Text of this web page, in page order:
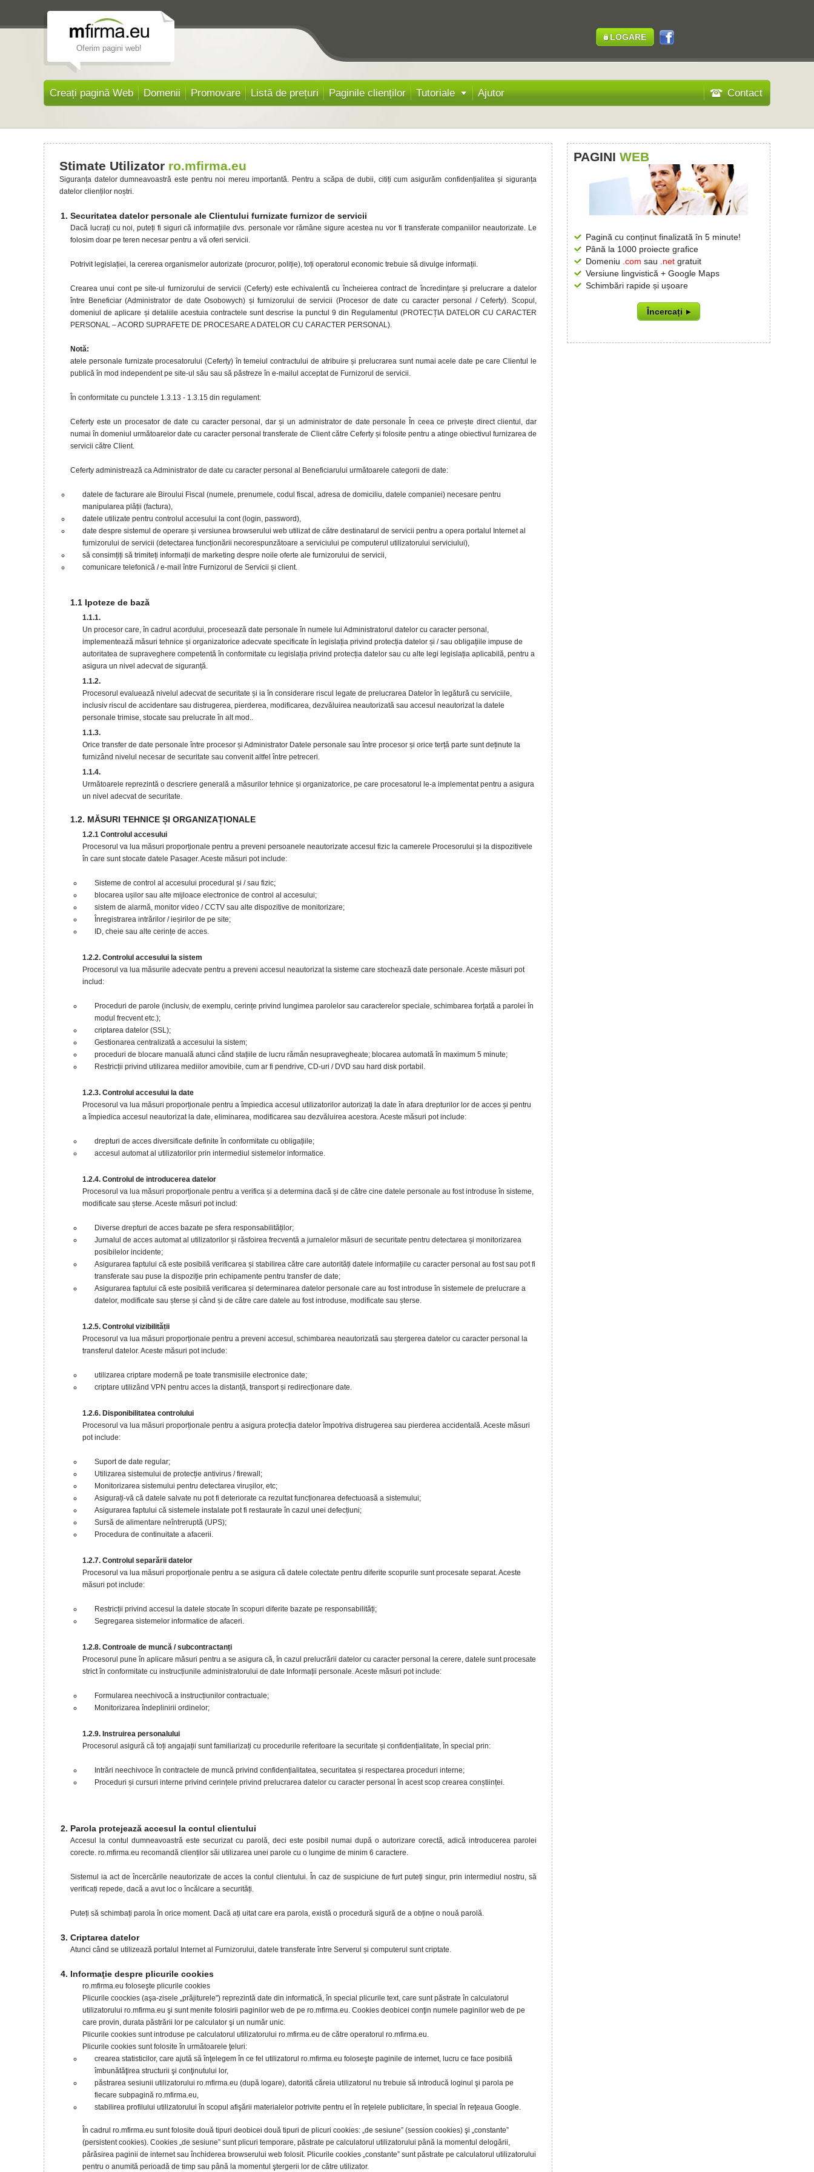
Oferim pagini web!
LOGARE
Creați pagină Web Domenii Promovare Listă de prețuri Paginile clienților Tutoriale Ajutor Contact
Stimate Utilizator ro.mfirma.eu
Siguranța datelor dumneavoastră este pentru noi mereu importantă. Pentru a scăpa de dubii, citiți cum asigurăm confidențialitea și siguranța
datelor clienților noștri.
Securitatea datelor personale ale Clientului furnizate furnizor de servicii
Dacă lucrați cu noi, puteți fi siguri că informațiile dvs. personale vor rămâne sigure acestea nu vor fi transferate companiilor neautorizate. Le
folosim doar pe teren necesar pentru a vă oferi servicii.
Potrivit legislației, la cererea organismelor autorizate (procuror, poliție), toți operatorul economic trebuie să divulge informații.
Crearea unui cont pe site-ul furnizorului de servicii (Ceferty) este echivalentă cu încheierea contract de încredințare și prelucrare a datelor
între Beneficiar (Administrator de date Osobowych) și furnizorului de servicii (Procesor de date cu caracter personal / Ceferty). Scopul,
domeniul de aplicare și detaliile acestuia contractele sunt descrise la punctul 9 din Regulamentul (PROTECȚIA DATELOR CU CARACTER
PERSONAL – ACORD SUPRAFETE DE PROCESARE A DATELOR CU CARACTER PERSONAL).
Notă:
atele personale furnizate procesatorului (Ceferty) în temeiul contractului de atribuire și prelucrarea sunt numai acele date pe care Clientul le
publică în mod independent pe site-ul său sau să păstreze în e-mailul acceptat de Furnizorul de servicii.
În conformitate cu punctele 1.3.13 - 1.3.15 din regulament:
Ceferty este un procesator de date cu caracter personal, dar și un administrator de date personale În ceea ce privește direct clientul, dar
numai în domeniul următoarelor date cu caracter personal transferate de Client către Ceferty și folosite pentru a atinge obiectivul furnizarea de
servicii către Client.
Ceferty administrează ca Administrator de date cu caracter personal al Beneficiarului următoarele categorii de date:
datele de facturare ale Biroului Fiscal (numele, prenumele, codul fiscal, adresa de domiciliu, datele companiei) necesare pentru
manipularea plății (factura),
datele utilizate pentru controlul accesului la cont (login, password),
date despre sistemul de operare și versiunea browserului web utilizat de către destinatarul de servicii pentru a opera portalul Internet al
furnizorului de servicii (detectarea funcționării necorespunzătoare a serviciului pe computerul utilizatorului serviciului),
să consimțiți să trimiteți informații de marketing despre noile oferte ale furnizorului de servicii,
comunicare telefonică / e-mail între Furnizorul de Servicii și client.
1.1 Ipoteze de bază
1.1.1.
Un procesor care, în cadrul acordului, procesează date personale în numele lui Administratorul datelor cu caracter personal,
implementează măsuri tehnice și organizatorice adecvate specificate în legislația privind protecția datelor și / sau obligațiile impuse de
autoritatea de supraveghere competentă în conformitate cu legislația privind protecția datelor sau cu alte legi legislația aplicabilă, pentru a
asigura un nivel adecvat de siguranță.
1.1.2.
Procesorul evaluează nivelul adecvat de securitate și ia în considerare riscul legate de prelucrarea Datelor în legătură cu serviciile,
inclusiv riscul de accidentare sau distrugerea, pierderea, modificarea, dezvăluirea neautorizată sau accesul neautorizat la datele
personale trimise, stocate sau prelucrate în alt mod..
1.1.3.
Orice transfer de date personale între procesor și Administrator Datele personale sau între procesor și orice terță parte sunt deținute la
furnizând nivelul necesar de securitate sau convenit altfel între petreceri.
1.1.4.
Următoarele reprezintă o descriere generală a măsurilor tehnice și organizatorice, pe care procesatorul le-a implementat pentru a asigura
un nivel adecvat de securitate.
1.2. MĂSURI TEHNICE ȘI ORGANIZAȚIONALE
1.2.1 Controlul accesului
Procesorul va lua măsuri proporționale pentru a preveni persoanele neautorizate accesul fizic la camerele Procesorului și la dispozitivele
în care sunt stocate datele Pasager. Aceste măsuri pot include:
Sisteme de control al accesului procedural și / sau fizic;
blocarea ușilor sau alte mijloace electronice de control al accesului;
sistem de alarmă, monitor video / CCTV sau alte dispozitive de monitorizare;
Înregistrarea intrărilor / ieșirilor de pe site;
ID, cheie sau alte cerințe de acces.
1.2.2. Controlul accesului la sistem
Procesorul va lua măsurile adecvate pentru a preveni accesul neautorizat la sisteme care stochează date personale. Aceste măsuri pot
includ:
Proceduri de parole (inclusiv, de exemplu, cerințe privind lungimea parolelor sau caracterelor speciale, schimbarea forțată a parolei în
modul frecvent etc.);
criptarea datelor (SSL);
Gestionarea centralizată a accesului la sistem;
proceduri de blocare manuală atunci când stațiile de lucru rămân nesupravegheate; blocarea automată în maximum 5 minute;
Restricții privind utilizarea mediilor amovibile, cum ar fi pendrive, CD-uri / DVD sau hard disk portabil.
1.2.3. Controlul accesului la date
Procesorul va lua măsuri proporționale pentru a împiedica accesul utilizatorilor autorizați la date în afara drepturilor lor de acces și pentru
a împiedica accesul neautorizat la date, eliminarea, modificarea sau dezvăluirea acestora. Aceste măsuri pot include:
drepturi de acces diversificate definite în conformitate cu obligațiile;
accesul automat al utilizatorilor prin intermediul sistemelor informatice.
1.2.4. Controlul de introducerea datelor
Procesorul va lua măsuri proporționale pentru a verifica și a determina dacă și de către cine datele personale au fost introduse în sisteme,
modificate sau șterse. Aceste măsuri pot includ:
Diverse drepturi de acces bazate pe sfera responsabilităților;
Jurnalul de acces automat al utilizatorilor și răsfoirea frecventă a jurnalelor măsuri de securitate pentru detectarea și monitorizarea
posibilelor incidente;
Asigurarea faptului că este posibilă verificarea și stabilirea către care autorități datele informațiile cu caracter personal au fost sau pot fi
transferate sau puse la dispoziție prin echipamente pentru transfer de date;
Asigurarea faptului că este posibilă verificarea și determinarea datelor personale care au fost introduse în sistemele de prelucrare a
datelor, modificate sau șterse și când și de către care datele au fost introduse, modificate sau șterse.
1.2.5. Controlul vizibilității
Procesorul va lua măsuri proporționale pentru a preveni accesul, schimbarea neautorizată sau ștergerea datelor cu caracter personal la
transferul datelor. Aceste măsuri pot include:
utilizarea criptare modernă pe toate transmisiile electronice date;
criptare utilizând VPN pentru acces la distanță, transport și redirecționare date.
1.2.6. Disponibilitatea controlului
Procesorul va lua măsuri proporționale pentru a asigura protecția datelor împotriva distrugerea sau pierderea accidentală. Aceste măsuri
pot include:
Suport de date regular;
Utilizarea sistemului de protecție antivirus / firewall;
Monitorizarea sistemului pentru detectarea virușilor, etc;
Asigurați-vă că datele salvate nu pot fi deteriorate ca rezultat funcționarea defectuoasă a sistemului;
Asigurarea faptului că sistemele instalate pot fi restaurate în cazul unei defecțiuni;
Sursă de alimentare neîntreruptă (UPS);
Procedura de continuitate a afacerii.
1.2.7. Controlul separării datelor
Procesorul va lua măsuri proporționale pentru a se asigura că datele colectate pentru diferite scopurile sunt procesate separat. Aceste
măsuri pot include:
Restricții privind accesul la datele stocate în scopuri diferite bazate pe responsabilități;
Segregarea sistemelor informatice de afaceri.
1.2.8. Controale de muncă / subcontractanți
Procesorul pune în aplicare măsuri pentru a se asigura că, în cazul prelucrării datelor cu caracter personal la cerere, datele sunt procesate
strict în conformitate cu instrucțiunile administratorului de date Informații personale. Aceste măsuri pot include:
Formularea neechivocă a instrucțiunilor contractuale;
Monitorizarea îndeplinirii ordinelor;
1.2.9. Instruirea personalului
Procesorul asigură că toți angajații sunt familiarizați cu procedurile referitoare la securitate și confidențialitate, în special prin:
Intrări neechivoce în contractele de muncă privind confidențialitatea, securitatea și respectarea proceduri interne;
Proceduri și cursuri interne privind cerințele privind prelucrarea datelor cu caracter personal în acest scop crearea conștiinței.
Parola protejează accesul la contul clientului
Accesul la contul dumneavoastră este securizat cu parolă, deci este posibil numai după o autorizare corectă, adică introducerea parolei
corecte. ro.mfirma.eu recomandă clienților săi utilizarea unei parole cu o lungime de minim 6 caractere.
Sistemul ia act de încercările neautorizate de acces la contul clientului. În caz de suspiciune de furt puteți singur, prin intermediul nostru, să
verificați repede, dacă a avut loc o încălcare a securități.
Puteți să schimbați parola în orice moment. Dacă ați uitat care era parola, există o procedură sigură de a obține o nouă parolă.
Criptarea datelor
Atunci când se utilizează portalul Internet al Furnizorului, datele transferate între Serverul și computerul sunt criptate.
Informaţie despre plicurile cookies
ro.mfirma.eu foloseşte plicurile cookies
Plicurile coockies (aşa-zisele „prăjiturele") reprezintă date din informatică, în special plicurile text, care sunt păstrate în calculatorul
utilizatorului ro.mfirma.eu şi sunt menite folosirii paginilor web de pe ro.mfirma.eu. Cookies deobicei conţin numele paginilor web de pe
care provin, durata păstrării lor pe calculator şi un număr unic.
Plicurile cookies sunt introduse pe calculatorul utilizatorului ro.mfirma.eu de către operatorul ro.mfirma.eu.
Plicurile cookies sunt folosite în următoarele ţeluri:
crearea statisticilor, care ajută să înţelegem în ce fel utilizatorul ro.mfirma.eu foloseşte paginile de internet, lucru ce face posibilă
îmbunătăţirea structurii şi conţinutului lor,
păstrarea sesiunii utilizatorului ro.mfirma.eu (după logare), datorită căreia utilizatorul nu trebuie să introducă loginul şi parola pe
fiecare subpagină ro.mfirma.eu,
stabilirea profilului utilizatorului în scopul afişării materialelor potrivite pentru el în reţelele publicitare, în special în reţeaua Google.
În cadrul ro.mfirma.eu sunt folosite două tipuri deobicei două tipuri de plicuri cookies: „de sesiune” (session cookies) şi „constante”
(persistent cookies). Cookies „de sesiune” sunt plicuri temporare, păstrate pe calculatorul utilizatorului până la momentul delogării,
părăsirea paginii de internet sau închiderea browserului web folosit. Plicurile cookies „constante” sunt păstrate pe calculatorul utilizatorului
pentru o anumită perioadă de timp sau până la momentul ştergerii lor de către utilizator.
PAGINIWEB
Pagină cu conținut finalizată în 5 minute!
Până la 1000 proiecte grafice
Domeniu .com sau .net gratuit
Versiune lingvistică + Google Maps
Schimbări rapide și ușoare
Încercați